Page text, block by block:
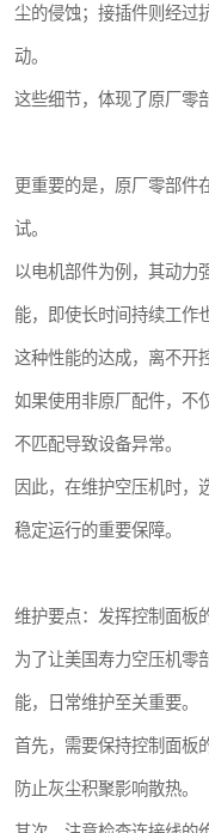
尘的侵蚀；接插件则经过
动。
这些细节，体现了原厂零
更重要的是，原厂零部件
试。
以电机部件为例，其动力
能，即使长时间持续工作
这种性能的达成，离不开
如果使用非原厂配件，不
不匹配导致设备异常。
因此，在维护空压机时，
稳定运行的重要保障。
维护要点：发挥控制面板
为了让美国寿力空压机零
能，日常维护至关重要。
首先，需要保持控制面板
防止灰尘积聚影响散热。